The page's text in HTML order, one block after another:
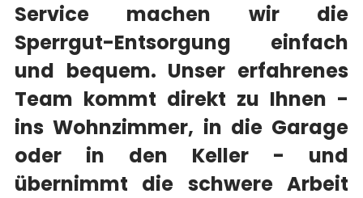
Service machen wir die
Sperrgut-Entsorgung einfach
und bequem. Unser erfahrenes
Team kommt direkt zu Ihnen -
ins Wohnzimmer, in die Garage
oder in den Keller - und
übernimmt die schwere Arbeit